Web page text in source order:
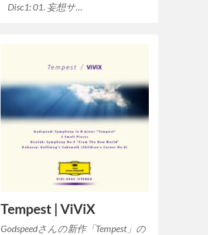
Disc1: 01. 妄想サ…
Tempest | ViViX
Godspeedさんの新作「Tempest」の